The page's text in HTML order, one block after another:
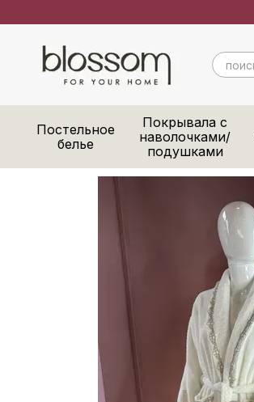
Постельное
белье
Покрывала с
наволочками/
подушками